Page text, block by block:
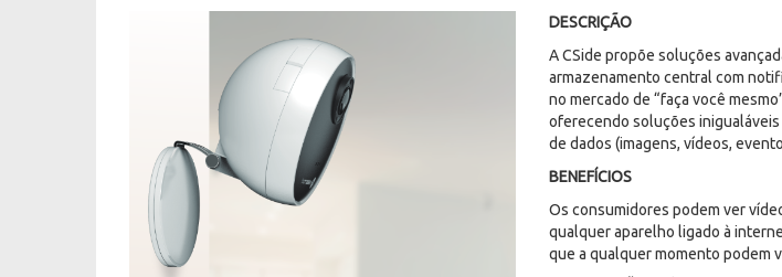
DESCRIÇÃO
A CSide propõe soluções
armazenamento central com
no mercado de “faça você
oferecendo soluções
de dados (imagens, vídeos,
BENEFÍCIOS
Os consumidores podem ver
qualquer aparelho ligado à
que a qualquer momento podem